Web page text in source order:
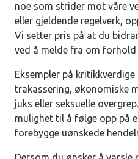
noe som strider mot våre
eller gjeldende regelverk,
Vi setter pris på at du
ved å melde fra om
Eksempler på
trakassering, økonomiske
juks eller seksuelle
mulighet til å følge opp på
forebygge uønskede